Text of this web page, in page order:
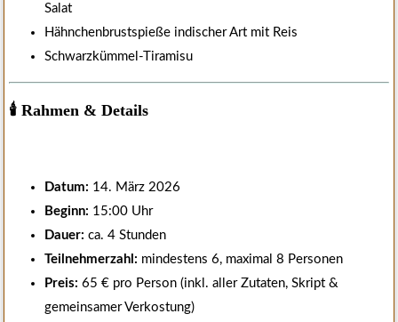
Salat
Hähnchenbrustspieße indischer Art mit Reis
Schwarzkümmel-Tiramisu
🕯️ Rahmen & Details
Datum: 14. März 2026
Beginn: 15:00 Uhr
Dauer: ca. 4 Stunden
Teilnehmerzahl: mindestens 6, maximal 8 Personen
Preis: 65 € pro Person (inkl. aller Zutaten, Skript &
gemeinsamer Verkostung)